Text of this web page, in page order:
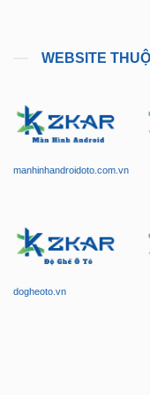
WEBSITE
manhinhandroidoto.com.vn
dogheoto.vn